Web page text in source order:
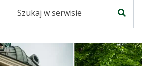
serwisie